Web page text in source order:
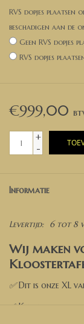
RVS dopjes plaatsen
beschadigen aan de
Geen RVS dopjes
RVS dopjes
€999,00
+
-
Informatie
Levertijd: 6 tot 8
Wij maken
✅Dit is onze XL
✅ Kies een afmeting